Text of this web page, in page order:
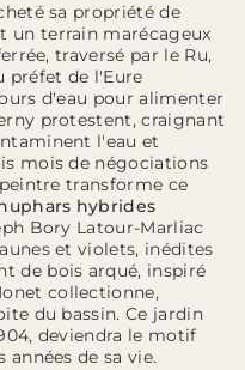
sa propriété de
un terrain marécageux
traversé par le Ru,
préfet de l'Eure
d'eau pour alimenter
protestent, craignant
l'eau et
mois de négociations
transforme ce
hybrides
Bory Latour-Marliac
et violets, inédites
de bois arqué, inspiré
collectionne,
du bassin. Ce jardin
deviendra le motif
de sa vie.